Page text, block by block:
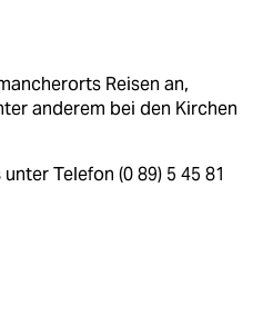
Reisen an,
anderem bei den Kirchen
unter Telefon (0 89) 5 45 81